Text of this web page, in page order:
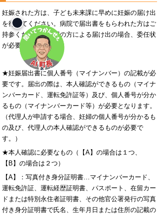
妊娠された方は、子ども未来課に早めに妊娠の届け出
を行ってください。病院で届出書をもらわれた方はご
持参ください。代理の方による届け出の場合、委任状
が必要です。
★妊娠届出書に個人番号（マイナンバー）の記載が必
要です。届出の際は、本人確認ができるもの（マイナ
ンバーカード、運転免許証等）及び、個人番号が分か
るもの（マイナンバーカード等）が必要となります。
（代理人が申請する場合、妊婦の個人番号が分かるも
の及び、代理人の本人確認ができるものが必要で
す。）
★本人確認に必要なもの（【A】の場合は１つ、
【B】の場合は２つ）
【A】：写真付き身分証明書…マイナンバーカード、
運転免許証、運転経歴証明書、パスポート、在留カー
ドまたは特別永住者証明書、その他官公署発行の写真
付き身分証明書で氏名、生年月日または住所の記載の